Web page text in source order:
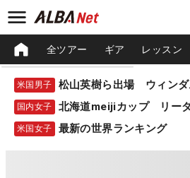
全ツアー ギア レッスン
米国男子
国内女子 北海道meijiカップ リー
米国女子 最新の世界ランキング